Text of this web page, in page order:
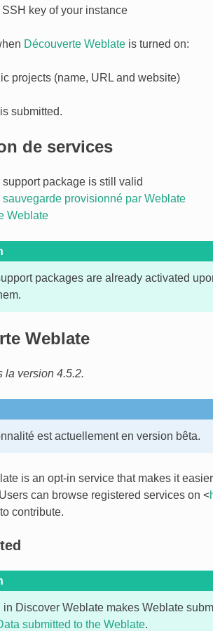
key of your instance
Découverte Weblateis turned on:
projects (name, URL and website)
submitted.
de services
support package is still valid
sauvegarde provisionné par Weblate
Weblate
packages are already activated
Weblate
la version 4.5.2.
est actuellement en version bêta.
is an opt-in service that makes it
can browse registered services on <
contribute.
in Discover Weblate makes Weblate
submitted to the Weblate.